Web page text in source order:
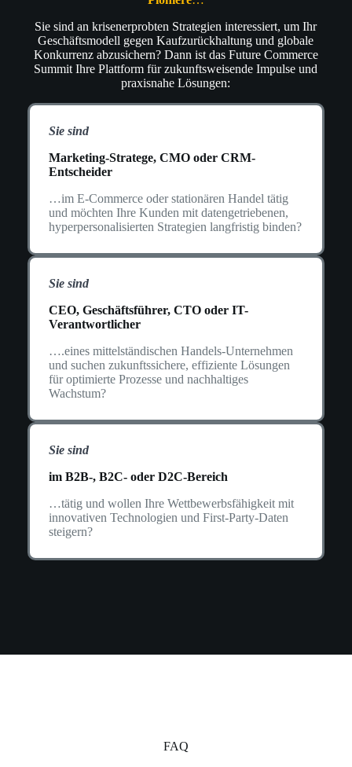
Sie sind an krisenerprobten Strategien interessiert, um Ihr
Geschäftsmodell gegen Kaufzurückhaltung und globale
Konkurrenz abzusichern? Dann ist das Future Commerce
Summit Ihre Plattform für zukunftsweisende Impulse und
praxisnahe Lösungen:
Sie sind
Marketing-Stratege, CMO oder CRM-
Entscheider
…im E-Commerce oder stationären Handel tätig
und möchten Ihre Kunden mit datengetriebenen,
hyperpersonalisierten Strategien langfristig binden?
Sie sind
CEO, Geschäftsführer, CTO oder IT-
Verantwortlicher
….eines mittelständischen Handels-Unternehmen
und suchen zukunftssichere, effiziente Lösungen
für optimierte Prozesse und nachhaltiges
Wachstum?
Sie sind
im B2B-, B2C- oder D2C-Bereich
…tätig und wollen Ihre Wettbewerbsfähigkeit mit
innovativen Technologien und First-Party-Daten
steigern?
FAQ